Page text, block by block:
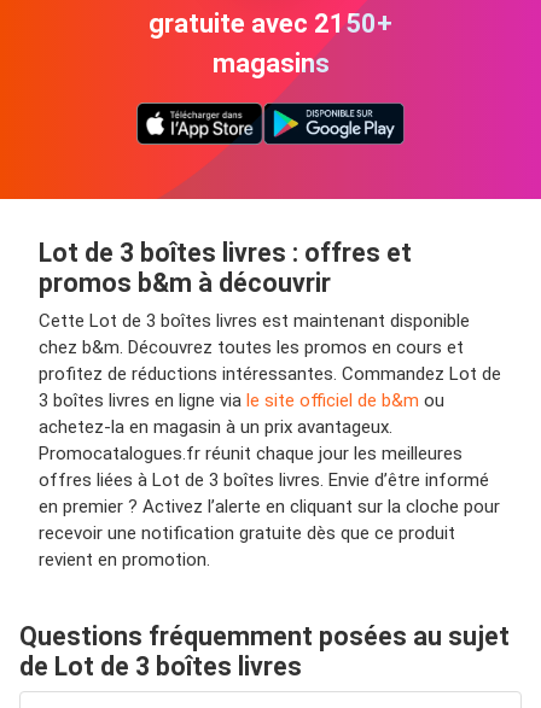
gratuite avec 2150+
magasins
Lot de 3 boîtes livres : offres et
promos b&m à découvrir
Cette Lot de 3 boîtes livres est maintenant disponible
chez b&m. Découvrez toutes les promos en cours et
profitez de réductions intéressantes. Commandez Lot de
3 boîtes livres en ligne via le site officiel de b&m ou
achetez-la en magasin à un prix avantageux.
Promocatalogues.fr réunit chaque jour les meilleures
offres liées à Lot de 3 boîtes livres. Envie d’être informé
en premier ? Activez l’alerte en cliquant sur la cloche pour
recevoir une notification gratuite dès que ce produit
revient en promotion.
Questions fréquemment posées au sujet
de Lot de 3 boîtes livres